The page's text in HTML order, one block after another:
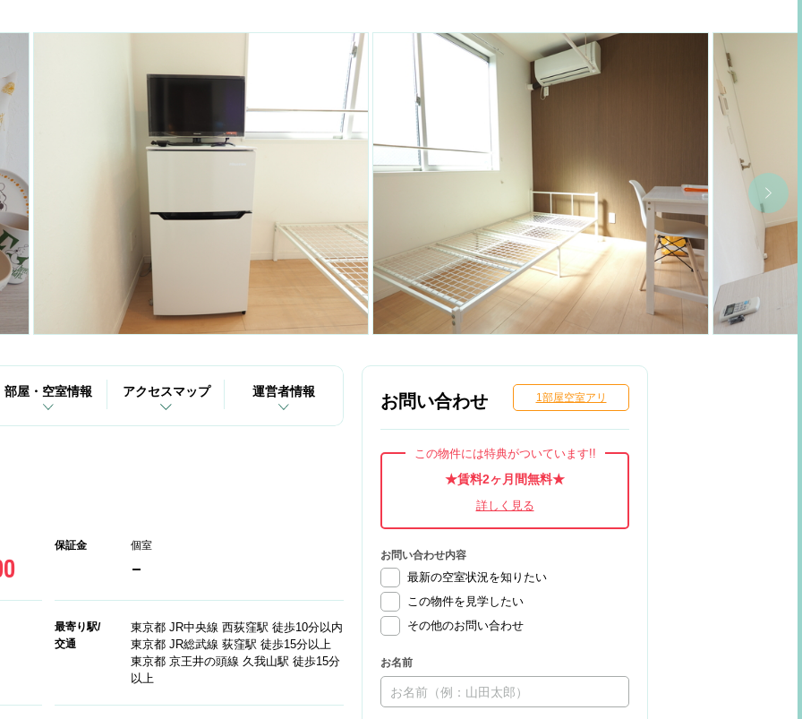
部屋・空室情報 アクセスマップ 運営者情報
保証金 個室
-
最寄り駅/
交通
東京都 JR中央線 西荻窪駅 徒歩10分以内
東京都 JR総武線 荻窪駅 徒歩15分以上
東京都 京王井の頭線 久我山駅 徒歩15分
以上
お問い合わせ 1部屋空室アリ
この物件には特典がついています!!
★賃料2ヶ月間無料★
お問い合わせ内容
最新の空室状況を知りたい
この物件を見学したい
その他のお問い合わせ
お名前